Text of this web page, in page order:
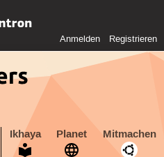
Anmelden Registrieren
Ikhaya Planet Mitmachen